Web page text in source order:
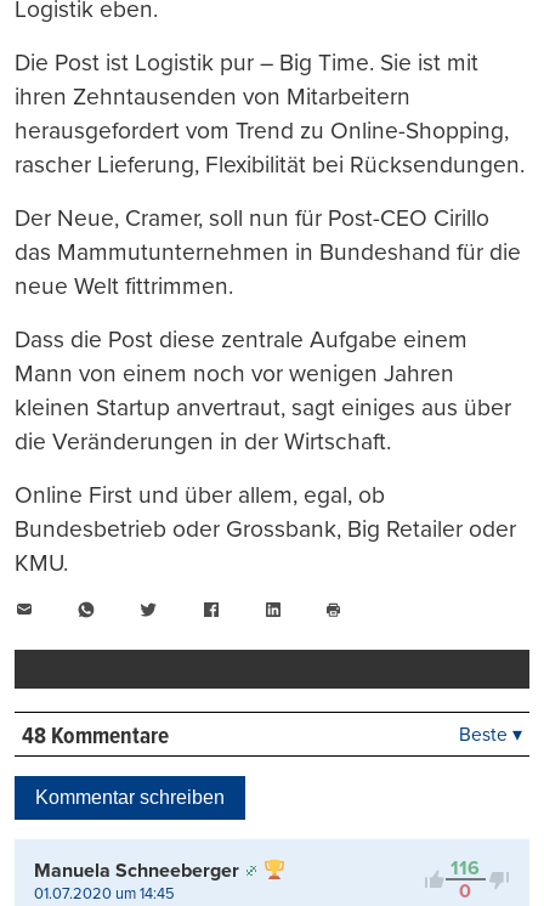
Logistik eben.
Die Post ist Logistik pur – Big Time. Sie ist mit
ihren Zehntausenden von Mitarbeitern
herausgefordert vom Trend zu Online-Shopping,
rascher Lieferung, Flexibilität bei Rücksendungen.
Der Neue, Cramer, soll nun für Post-CEO Cirillo
das Mammutunternehmen in Bundeshand für die
neue Welt fittrimmen.
Dass die Post diese zentrale Aufgabe einem
Mann von einem noch vor wenigen Jahren
kleinen Startup anvertraut, sagt einiges aus über
die Veränderungen in der Wirtschaft.
Online First und über allem, egal, ob
Bundesbetrieb oder Grossbank, Big Retailer oder
KMU.
WhatsAppTwitter FacebookLinkedIn
drucken
48 Kommentare
Kontrovers
Beste ▾
Kommentar schreiben
116
0
Manuela Schneeberger
01.07.2020 um 14:45